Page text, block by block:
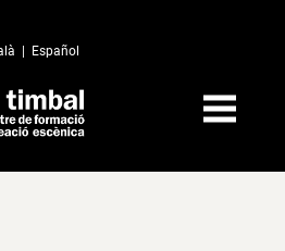
Español